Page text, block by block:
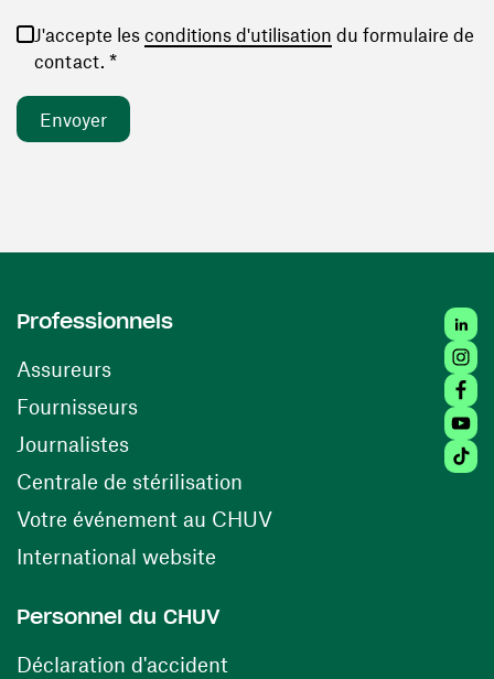
J'accepte les conditions d'utilisation (ouvre une
du formulaire de
contact. *
Professionnels
Assureurs
Fournisseurs(ouvre une nouvelle fenêtre)
Journalistes
Centrale de stérilisation (ouvre une nouvelle
Votre événement au CHUV(ouvre une nouvelle
International website
Personnel du CHUV
Déclaration d'accident